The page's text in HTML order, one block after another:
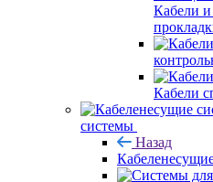
Кабели и
Кабели
системы
Назад